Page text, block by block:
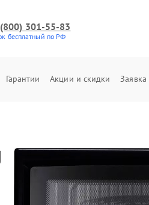
301-55-83
бесплатный по РФ
Гарантии Акции и скидки